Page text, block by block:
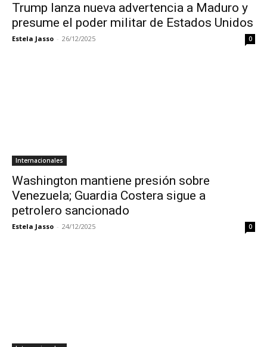
Trump lanza nueva advertencia a Maduro y
presume el poder militar de Estados Unidos
Estela Jasso - 26/12/2025 0
Internacionales
Washington mantiene presión sobre
Venezuela; Guardia Costera sigue a
petrolero sancionado
Estela Jasso - 24/12/2025 0